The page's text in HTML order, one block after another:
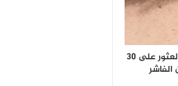
شهود يكشفون تفاصيل العثور على 30